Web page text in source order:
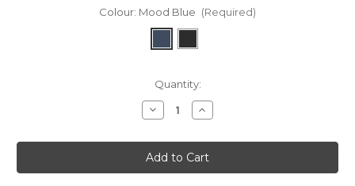
Colour: Mood Blue (Required)
Quantity:
Decrease
Quantity
Aileen
R1
(Leather
Trim)
Increase
Quantity
Aileen
R1
(Leather
Trim)